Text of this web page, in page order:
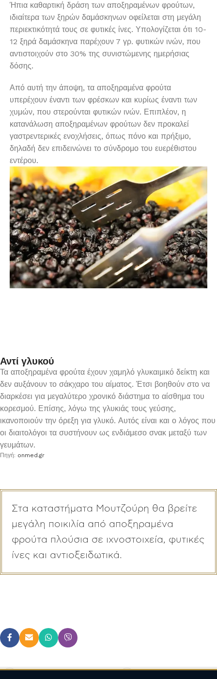
Ήπια καθαρτική δράση των αποξηραμένων φρούτων,
ιδιαίτερα των ξηρών δαμάσκηνων οφείλεται στη μεγάλη
περιεκτικότητά τους σε φυτικές ίνες. Υπολογίζεται ότι 10-
12 ξηρά δαμάσκηνα παρέχουν 7 γρ. φυτικών ινών, που
αντιστοιχούν στο 30% της συνιστώμενης ημερήσιας
δόσης.
Από αυτή την άποψη, τα αποξηραμένα φρούτα
υπερέχουν έναντι των φρέσκων και κυρίως έναντι των
χυμών, που στερούνται φυτικών ινών. Επιπλέον, η
κατανάλωση αποξηραμένων φρούτων δεν προκαλεί
γαστρεντερικές ενοχλήσεις, όπως πόνο και πρήξιμο,
δηλαδή δεν επιδεινώνει το σύνδρομο του ευερέθιστου
εντέρου.
Αντί γλυκού
Τα αποξηραμένα φρούτα έχουν χαμηλό γλυκαιμικό δείκτη και
δεν αυξάνουν το σάκχαρο του αίματος. Έτσι βοηθούν στο να
διαρκέσει για μεγαλύτερο χρονικό διάστημα το αίσθημα του
κορεσμού. Επίσης, λόγω της γλυκιάς τους γεύσης,
ικανοποιούν την όρεξη για γλυκό. Αυτός είναι και ο λόγος που
οι διαιτολόγοι τα συστήνουν ως ενδιάμεσο σνακ μεταξύ των
γευμάτων.
Πηγή: onmed.gr
Στα καταστήματα Μουτζούρη θα βρείτε
μεγάλη ποικιλία από αποξηραμένα
φρούτα πλούσια σε ιχνοστοιχεία, φυτικές
ίνες και αντιοξειδωτικά.